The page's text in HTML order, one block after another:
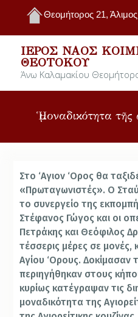
Θεομήτορος 21, Άλιμος
ΙΕΡΌΣ ΝΑΌΣ
ΘΕΟΤΌΚΟΥ
Άνω Καλαμακίου
Ἡ μοναδικότητα τῆς
Στο ‘Αγιον ‘Ορος θα
«Πρωταγωνιστές». Ο
το συνεργείο της
Στέφανος Γώγος και οι
Πετράκης και Θεόφιλος
τέσσερις μέρες σε μονές,
Αγίου ‘Ορους. Δοκίμασαν
περιηγήθηκαν στους
κυρίως κατέγραψαν τις
μοναδικότητα της